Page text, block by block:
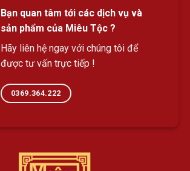
Bạn quan tâm tới các dịch vụ và
sản phẩm của Miêu Tộc ?
Hãy liên hệ ngay với chúng tôi để
được tư vấn trực tiếp !
0369.364.222